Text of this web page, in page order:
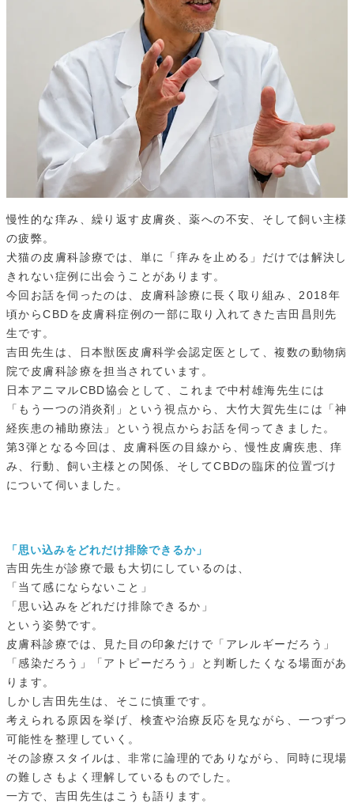
慢性的な痒み、繰り返す皮膚炎、薬への不安、そして飼い主様
の疲弊。
犬猫の皮膚科診療では、単に「痒みを止める」だけでは解決し
きれない症例に出会うことがあります。
今回お話を伺ったのは、皮膚科診療に長く取り組み、2018年
頃からCBDを皮膚科症例の一部に取り入れてきた吉田昌則先
生です。
吉田先生は、日本獣医皮膚科学会認定医として、複数の動物病
院で皮膚科診療を担当されています。
日本アニマルCBD協会として、これまで中村雄海先生には
「もう一つの消炎剤」という視点から、大竹大賀先生には「神
経疾患の補助療法」という視点からお話を伺ってきました。
第3弾となる今回は、皮膚科医の目線から、慢性皮膚疾患、痒
み、行動、飼い主様との関係、そしてCBDの臨床的位置づけ
について伺いました。
「思い込みをどれだけ排除できるか 」
吉田先生が診療で最も大切にしているのは、
「当て感にならないこと」
「思い込みをどれだけ排除できるか」
という姿勢です。
皮膚科診療では、見た目の印象だけで「アレルギーだろう」
「感染だろう」「アトピーだろう」と判断したくなる場面があ
ります。
しかし吉田先生は、そこに慎重です。
考えられる原因を挙げ、検査や治療反応を見ながら、一つずつ
可能性を整理していく。
その診療スタイルは、非常に論理的でありながら、同時に現場
の難しさもよく理解しているものでした。
一方で、吉田先生はこうも語ります。